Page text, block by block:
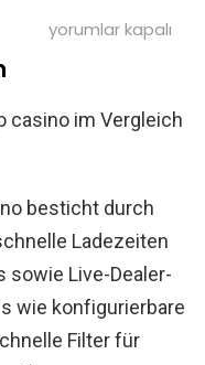
1gocasino.vip
–
Online-
Livestream-
için
yorumlar kapalı
casino im Vergleich
besticht durch
Ladezeiten
sowie Live-Dealer-
wie konfigurierbare
Filter für